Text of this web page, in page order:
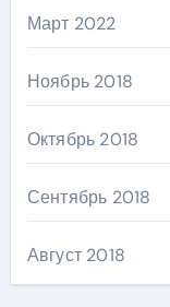
Март 2022
Ноябрь 2018
Октябрь 2018
Сентябрь 2018
Август 2018